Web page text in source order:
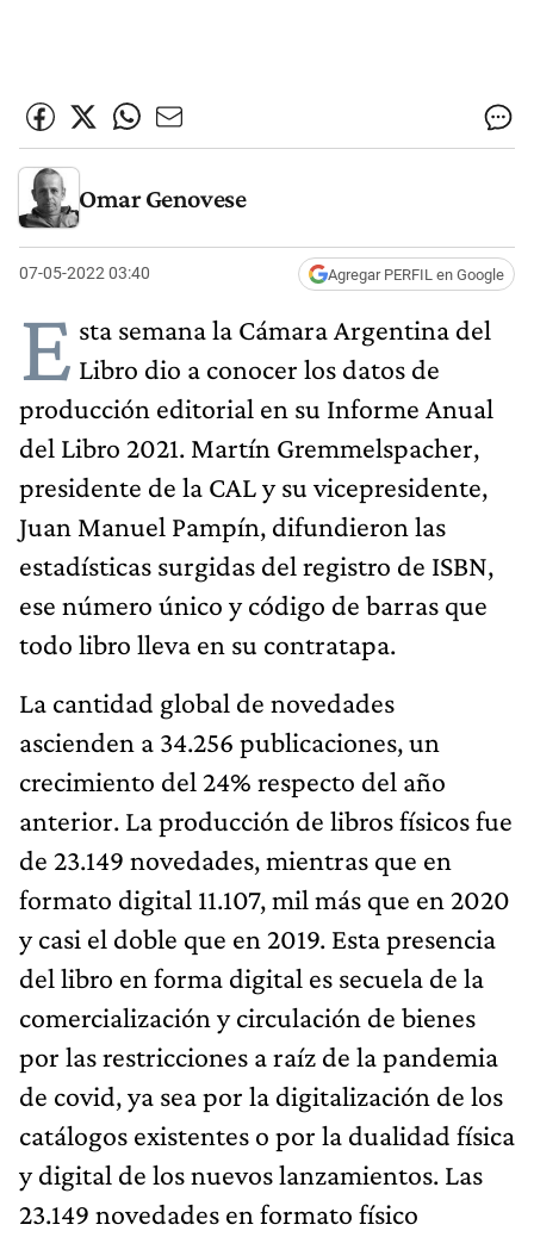
Omar Genovese
07-05-2022 03:40 Agregar PERFIL en Google
E sta semana la Cámara Argentina del
Libro dio a conocer los datos de
producción editorial en su Informe Anual
del Libro 2021. Martín Gremmelspacher,
presidente de la CAL y su vicepresidente,
Juan Manuel Pampín, difundieron las
estadísticas surgidas del registro de ISBN,
ese número único y código de barras que
todo libro lleva en su contratapa.
La cantidad global de novedades
ascienden a 34.256 publicaciones, un
crecimiento del 24% respecto del año
anterior. La producción de libros físicos fue
de 23.149 novedades, mientras que en
formato digital 11.107, mil más que en 2020
y casi el doble que en 2019. Esta presencia
del libro en forma digital es secuela de la
comercialización y circulación de bienes
por las restricciones a raíz de la pandemia
de covid, ya sea por la digitalización de los
catálogos existentes o por la dualidad física
y digital de los nuevos lanzamientos. Las
23.149 novedades en formato físico